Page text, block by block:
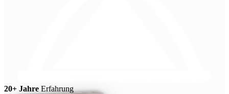
20+ Jahre Erfahrung